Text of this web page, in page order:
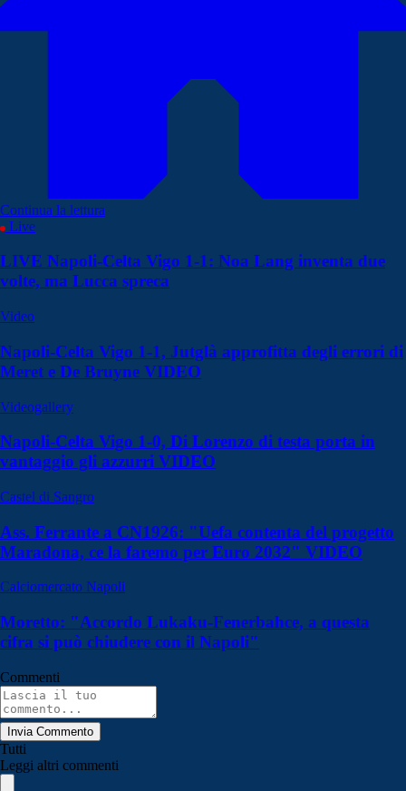
Continua la lettura
Live
LIVE Napoli-Celta Vigo 1-1: Noa Lang inventa due
volte, ma Lucca spreca
Video
Napoli-Celta Vigo 1-1, Jutglà approfitta degli errori di
Meret e De Bruyne VIDEO
Videogallery
Napoli-Celta Vigo 1-0, Di Lorenzo di testa porta in
vantaggio gli azzurri VIDEO
Castel di Sangro
Ass. Ferrante a CN1926: "Uefa contenta del progetto
Maradona, ce la faremo per Euro 2032" VIDEO
Calciomercato Napoli
Moretto: "Accordo Lukaku-Fenerbahce, a questa
cifra si può chiudere con il Napoli"
Commenti
Invia Commento
Tutti
Leggi altri commenti